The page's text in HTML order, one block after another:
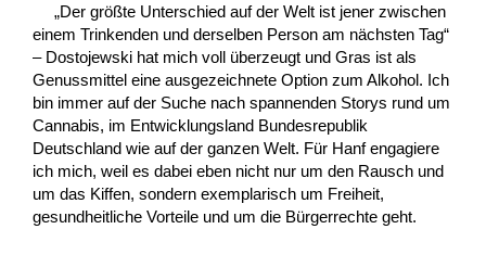
„Der größte Unterschied auf der Welt ist jener zwischen
einem Trinkenden und derselben Person am nächsten Tag“
– Dostojewski hat mich voll überzeugt und Gras ist als
Genussmittel eine ausgezeichnete Option zum Alkohol. Ich
bin immer auf der Suche nach spannenden Storys rund um
Cannabis, im Entwicklungsland Bundesrepublik
Deutschland wie auf der ganzen Welt. Für Hanf engagiere
ich mich, weil es dabei eben nicht nur um den Rausch und
um das Kiffen, sondern exemplarisch um Freiheit,
gesundheitliche Vorteile und um die Bürgerrechte geht.